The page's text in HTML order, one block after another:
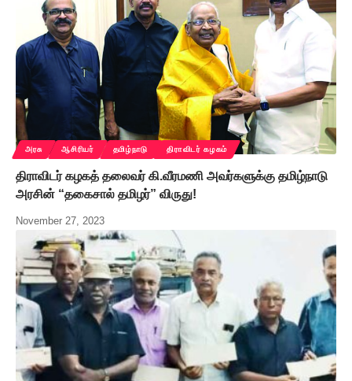
அரசு ஆசிரியர் தமிழ்நாடு திராவிடர் கழகம்
திராவிடர் கழகத் தலைவர் கி.வீரமணி அவர்களுக்கு தமிழ்நாடு
அரசின் “தகைசால் தமிழர்” விருது!
November 27, 2023